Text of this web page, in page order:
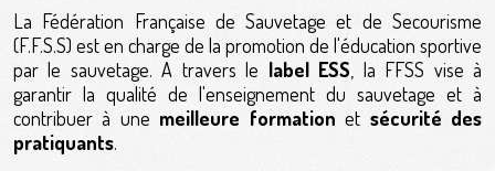
La Fédération Française de Sauvetage et de Secourisme
(F.F.S.S) est en charge de la promotion de l'éducation sportive
par le sauvetage. A travers le label ESS , la FFSS vise à
garantir la qualité de l'enseignement du sauvetage et à
contribuer à une meilleure formation et sécurité des
pratiquants.